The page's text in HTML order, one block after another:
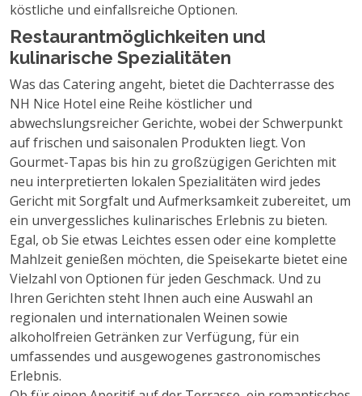
köstliche und einfallsreiche Optionen.
Restaurantmöglichkeiten und
kulinarische Spezialitäten
Was das Catering angeht, bietet die Dachterrasse des
NH Nice Hotel eine Reihe köstlicher und
abwechslungsreicher Gerichte, wobei der Schwerpunkt
auf frischen und saisonalen Produkten liegt. Von
Gourmet-Tapas bis hin zu großzügigen Gerichten mit
neu interpretierten lokalen Spezialitäten wird jedes
Gericht mit Sorgfalt und Aufmerksamkeit zubereitet, um
ein unvergessliches kulinarisches Erlebnis zu bieten.
Egal, ob Sie etwas Leichtes essen oder eine komplette
Mahlzeit genießen möchten, die Speisekarte bietet eine
Vielzahl von Optionen für jeden Geschmack. Und zu
Ihren Gerichten steht Ihnen auch eine Auswahl an
regionalen und internationalen Weinen sowie
alkoholfreien Getränken zur Verfügung, für ein
umfassendes und ausgewogenes gastronomisches
Erlebnis.